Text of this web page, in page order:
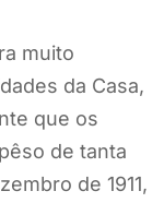
muito
da Casa,
que os
de tanta
de 1911,